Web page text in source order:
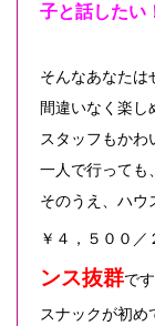
子と話したい
そんなあなたは
間違いなく楽
スタッフもかわ
一人で行っても
そのうえ、ハウ
￥４，５００
ンス抜群で
スナックが初め